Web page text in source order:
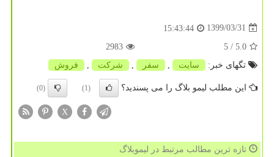
1399/03/31
15:43:44
5.0
/ 5
2983
تگهای خبر:
سایت سفر شركت فروش
این مطلب لیمو بلاگ را می پسندید؟ (1)
(0)
X
تازه ترین مطالب مرتبط در لیموبلاگ